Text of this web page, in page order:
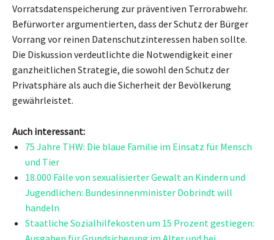
Vorratsdatenspeicherung zur präventiven Terrorabwehr.
Befürworter argumentierten, dass der Schutz der Bürger
Vorrang vor reinen Datenschutzinteressen haben sollte.
Die Diskussion verdeutlichte die Notwendigkeit einer
ganzheitlichen Strategie, die sowohl den Schutz der
Privatsphäre als auch die Sicherheit der Bevölkerung
gewährleistet.
Auch interessant:
75 Jahre THW: Die blaue Familie im Einsatz für Mensch
und Tier
18.000 Fälle von sexualisierter Gewalt an Kindern und
Jugendlichen: Bundesinnenminister Dobrindt will
handeln
Staatliche Sozialhilfekosten um 15 Prozent gestiegen: